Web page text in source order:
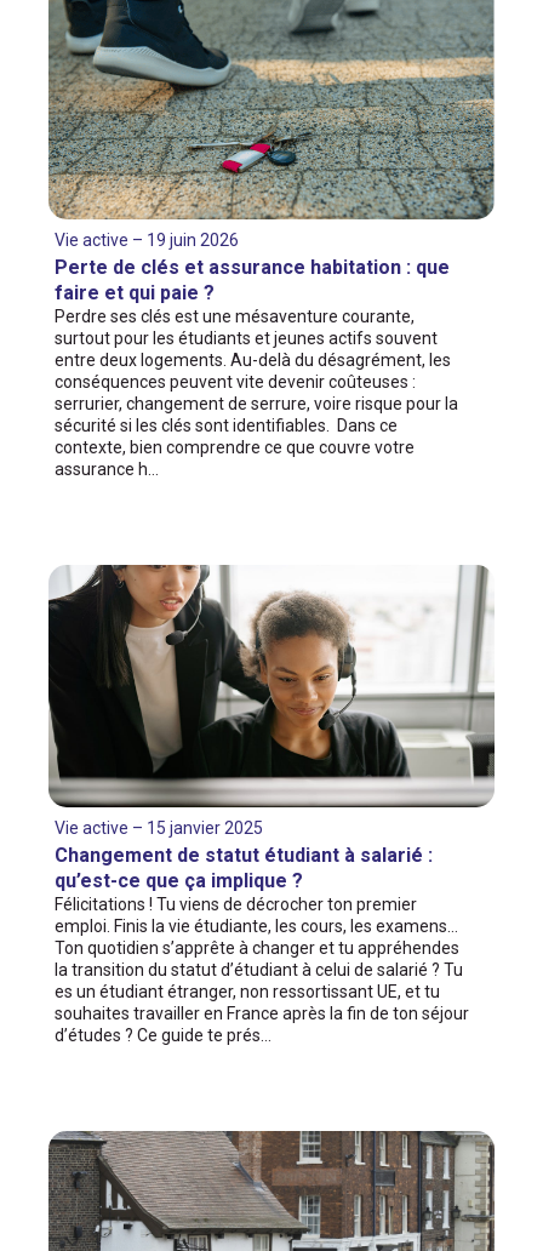
Vie active – 19 juin 2026
Perte de clés et assurance habitation : que
faire et qui paie ?
Perdre ses clés est une mésaventure courante,
surtout pour les étudiants et jeunes actifs souvent
entre deux logements. Au-delà du désagrément, les
conséquences peuvent vite devenir coûteuses :
serrurier, changement de serrure, voire risque pour la
sécurité si les clés sont identifiables. Dans ce
contexte, bien comprendre ce que couvre votre
assurance h…
Vie active – 15 janvier 2025
Changement de statut étudiant à salarié :
qu’est-ce que ça implique ?
Félicitations ! Tu viens de décrocher ton premier
emploi. Finis la vie étudiante, les cours, les examens…
Ton quotidien s’apprête à changer et tu appréhendes
la transition du statut d’étudiant à celui de salarié ? Tu
es un étudiant étranger, non ressortissant UE, et tu
souhaites travailler en France après la fin de ton séjour
d’études ? Ce guide te prés…